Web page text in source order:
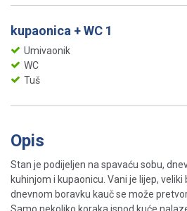
kupaonica + WC 1
Umivaonik
WC
Tuš
Opis
Stan je podijeljen na spavaću sobu,
kuhinjom i kupaonicu. Vani je lijep, veliki
dnevnom boravku kauč se može